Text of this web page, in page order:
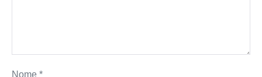
Nome *